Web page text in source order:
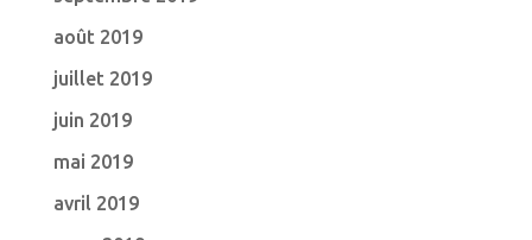
août 2019
juillet 2019
juin 2019
mai 2019
avril 2019